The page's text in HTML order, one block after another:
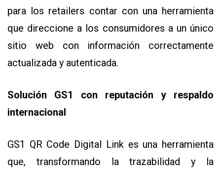
para los retailers contar con una herramienta
que direccione a los consumidores a un único
sitio web con información correctamente
actualizada y autenticada.
Solución GS1 con reputación y respaldo
internacional
GS1 QR Code Digital Link es una herramienta
que, transformando la trazabilidad y la